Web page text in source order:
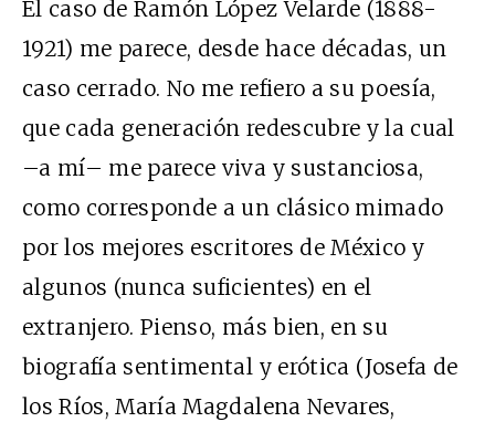
El caso de Ramón López Velarde (1888-
1921) me parece, desde hace décadas, un
caso cerrado. No me refiero a su poesía,
que cada generación redescubre y la cual
–a mí– me parece viva y sustanciosa,
como corresponde a un clásico mimado
por los mejores escritores de México y
algunos (nunca suficientes) en el
extranjero. Pienso, más bien, en su
biografía sentimental y erótica (Josefa de
los Ríos, María Magdalena Nevares,